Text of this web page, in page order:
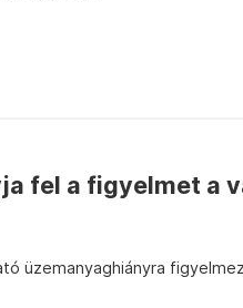
fel a figyelmet a
üzemanyaghiányra